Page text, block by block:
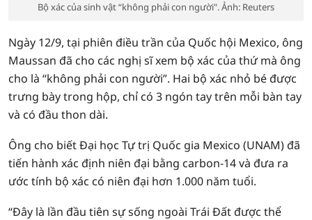
Bộ xác của sinh vật “không phải con người". Ảnh: Reuters
Ngày 12/9, tại phiên điều trần của Quốc hội Mexico, ông
Maussan đã cho các nghị sĩ xem bộ xác của thứ mà ông
cho là “không phải con người”. Hai bộ xác nhỏ bé được
trưng bày trong hộp, chỉ có 3 ngón tay trên mỗi bàn tay
và có đầu thon dài.
Ông cho biết Đại học Tự trị Quốc gia Mexico (UNAM) đã
tiến hành xác định niên đại bằng carbon-14 và đưa ra
ước tính bộ xác có niên đại hơn 1.000 năm tuổi.
“Đây là lần đầu tiên sự sống ngoài Trái Đất được thể